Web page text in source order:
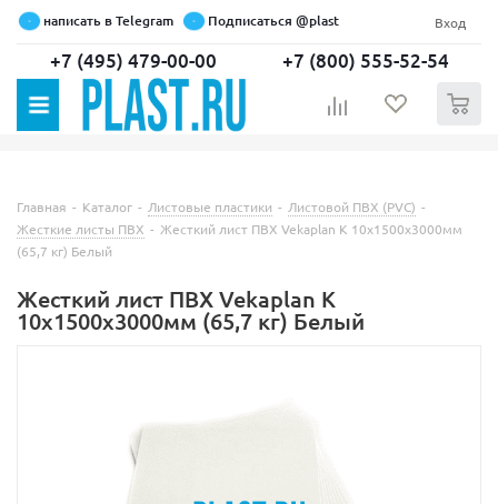
написать в Telegram Подписаться @plast Вход
+7 (495) 479-00-00 +7 (800) 555-52-54
Главная - Каталог - Листовые пластики - Листовой ПВХ (PVC) -
Жесткие листы ПВХ - Жесткий лист ПВХ Vekaplan K 10х1500х3000мм
(65,7 кг) Белый
Жесткий лист ПВХ Vekaplan K
10х1500х3000мм (65,7 кг) Белый